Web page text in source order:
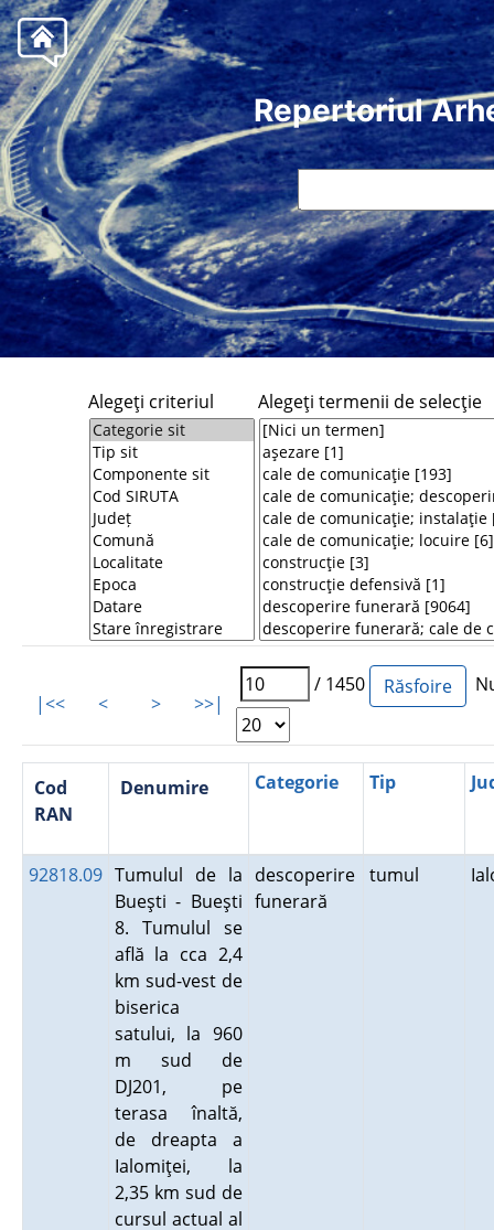
Repertoriul
Alegeţi criteriul Alegeţi termenii de selecţie
|<< < > >>|
/ 1450
Cod
RAN
Denumire Categorie Tip
92818.09 Tumulul de la
Bueşti - Bueşti
8. Tumulul se
află la cca 2,4
km sud-vest de
biserica
satului, la 960
m sud de
DJ201, pe
terasa înaltă,
de dreapta a
Ialomiţei, la
2,35 km sud de
cursul actual al
descoperire
funerară
tumul